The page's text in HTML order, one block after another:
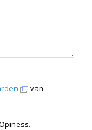
van